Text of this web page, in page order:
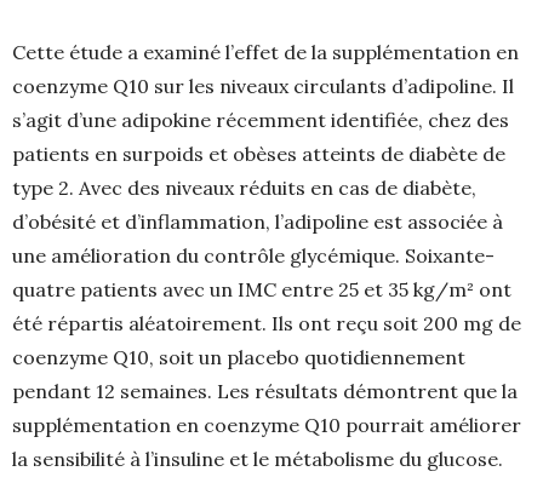
Cette étude a examiné l’effet de la supplémentation en
coenzyme Q10 sur les niveaux circulants d’adipoline. Il
s’agit d’une adipokine récemment identifiée, chez des
patients en surpoids et obèses atteints de diabète de
type 2. Avec des niveaux réduits en cas de diabète,
d’obésité et d’inflammation, l’adipoline est associée à
une amélioration du contrôle glycémique. Soixante-
quatre patients avec un IMC entre 25 et 35 kg/m² ont
été répartis aléatoirement. Ils ont reçu soit 200 mg de
coenzyme Q10, soit un placebo quotidiennement
pendant 12 semaines. Les résultats démontrent que la
supplémentation en coenzyme Q10 pourrait améliorer
la sensibilité à l’insuline et le métabolisme du glucose.